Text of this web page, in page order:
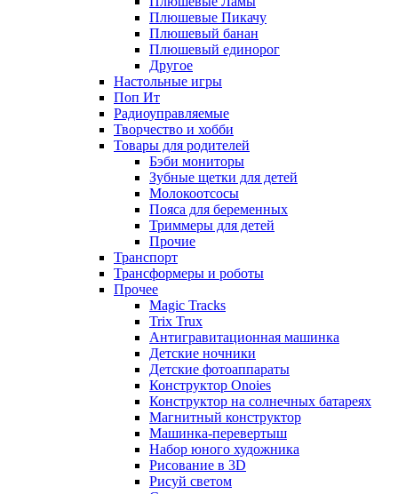
Плюшевые Пикачу
Плюшевый банан
Плюшевый единорог
Другое
Настольные игры
Поп Ит
Радиоуправляемые
Творчество и хобби
Товары для родителей
Бэби мониторы
Зубные щетки для детей
Молокоотсосы
Пояса для беременных
Триммеры для детей
Прочие
Транспорт
Трансформеры и роботы
Прочее
Magic Tracks
Trix Trux
Антигравитационная машинка
Детские ночники
Детские фотоаппараты
Конструктор Onoies
Конструктор на солнечных батареях
Магнитный конструктор
Машинка-перевертыш
Набор юного художника
Рисование в 3D
Рисуй светом